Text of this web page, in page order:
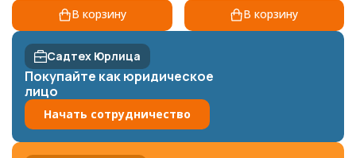
В корзину В корзину
Садтех Юрлица
Покупайте как юридическое
лицо
Начать сотрудничество